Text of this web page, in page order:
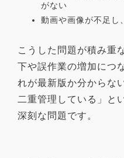
がない
動画や画像が不足し
こうした問題が積み重
下や誤作業の増加につ
れが最新版か分からな
二重管理している」と
深刻な問題です。